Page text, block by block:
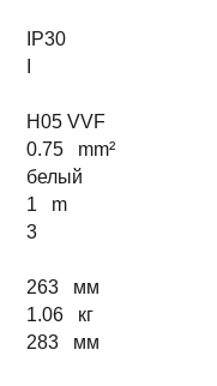
IP30
H05 VVF
0.75 mm²
белый
1 m
3
263 мм
1.06 кг
283 мм